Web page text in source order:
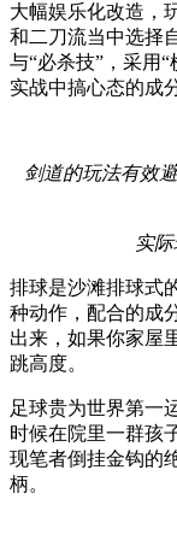
大幅娱乐化改造，
和二刀流当中选择
与“必杀技”，采用
实战中搞心态的成
剑道的玩法有效
实
排球是沙滩排球式
种动作，配合的成
出来，如果你家屋
跳高度。
足球贵为世界第一
时候在院里一群孩
现笔者倒挂金钩的
柄。